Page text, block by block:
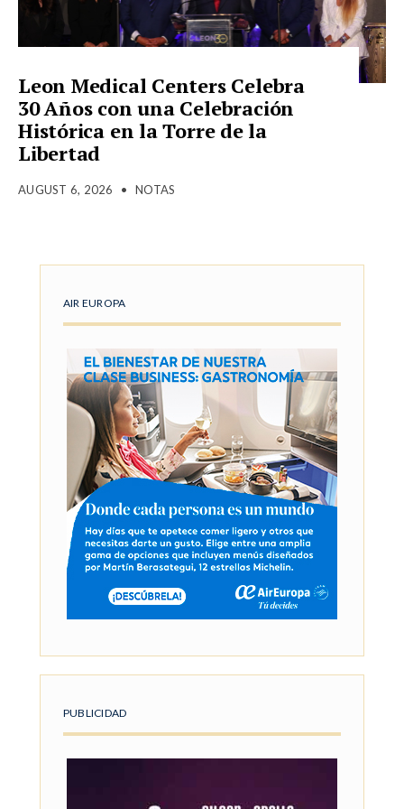
Leon Medical Centers Celebra
30 Años con una Celebración
Histórica en la Torre de la
Libertad
AUGUST 6, 2026 • NOTAS
AIR EUROPA
PUBLICIDAD